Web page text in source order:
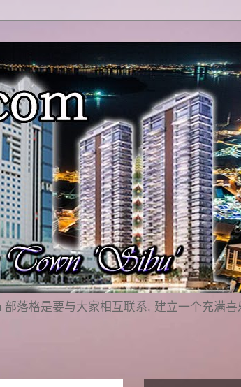
落格是要与大家相互联系, 建立一个充满